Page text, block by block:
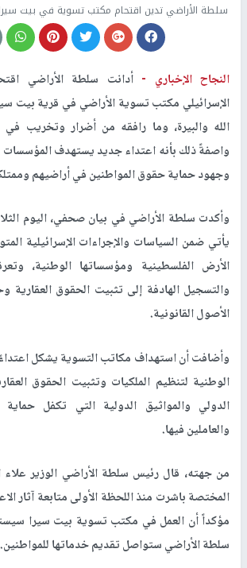
سلطة الأراضي تدين اقتحام مكتب تسوية في بيت سيرا
النجاح الإخباري -أدانت سلطة الأراضي
الإسرائيلي مكتب تسوية الأراضي في قرية بيت
الله والبيرة، وما رافقه من أضرار وتخريب في
واصفةً ذلك بأنه اعتداء جديد يستهدف المؤسسات
وجهود حماية حقوق المواطنين في أراضيهم
وأكدت سلطة الأراضي في بيان صحفي، اليوم
يأتي ضمن السياسات والإجراءات الإسرائيلية
الأرض الفلسطينية ومؤسساتها الوطنية،
والتسجيل الهادفة إلى تثبيت الحقوق العقارية
الأصول القانونية.
وأضافت أن استهداف مكاتب التسوية يشكل
الوطنية لتنظيم الملكيات وتثبيت الحقوق
الدولي والمواثيق الدولية التي تكفل
والعاملين فيها.
من جهته، قال رئيس سلطة الأراضي الوزير علاء
المختصة باشرت منذ اللحظة الأولى متابعة آثار
مؤكداً أن العمل في مكتب تسوية بيت سيرا
سلطة الأراضي ستواصل تقديم خدماتها للمواطنين.